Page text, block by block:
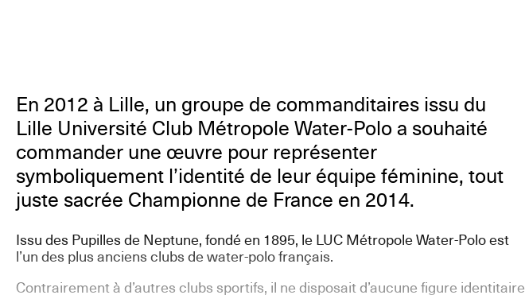
En 2012 à Lille, un groupe de commanditaires issu du
Lille Université Club Métropole Water-Polo a souhaité
commander une œuvre pour représenter
symboliquement l’identité de leur équipe féminine, tout
juste sacrée Championne de France en 2014.
Issu des Pupilles de Neptune, fondé en 1895, le LUC Métropole Water-Polo est
l’un des plus anciens clubs de water-polo français.
Contrairement à d’autres clubs sportifs, il ne disposait d’aucune figure identitaire